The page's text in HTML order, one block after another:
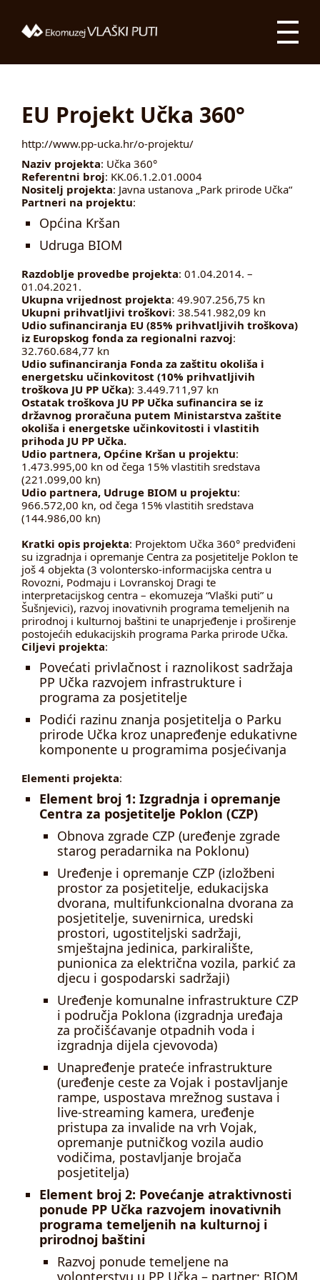
EU Projekt Učka 360°
http://www.pp-ucka.hr/o-projektu/
Naziv projekta: Učka 360°
Referentni broj: KK.06.1.2.01.0004
Nositelj projekta: Javna ustanova „Park prirode Učka“
Partneri na projektu:
Općina Kršan
Udruga BIOM
Razdoblje provedbe projekta: 01.04.2014. –
01.04.2021.
Ukupna vrijednost projekta: 49.907.256,75 kn
Ukupni prihvatljivi troškovi: 38.541.982,09 kn
Udio sufinanciranja EU (85% prihvatljivih troškova)
iz Europskog fonda za regionalni razvoj:
32.760.684,77 kn
Udio sufinanciranja Fonda za zaštitu okoliša i
energetsku učinkovitost (10% prihvatljivih
troškova JU PP Učka): 3.449.711,97 kn
Ostatak troškova JU PP Učka sufinancira se iz
državnog proračuna putem Ministarstva zaštite
okoliša i energetske učinkovitosti i vlastitih
prihoda JU PP Učka.
Udio partnera, Općine Kršan u projektu:
1.473.995,00 kn od čega 15% vlastitih sredstava
(221.099,00 kn)
Udio partnera, Udruge BIOM u projektu:
966.572,00 kn, od čega 15% vlastitih sredstava
(144.986,00 kn)
Kratki opis projekta: Projektom Učka 360° predviđeni
su izgradnja i opremanje Centra za posjetitelje Poklon te
još 4 objekta (3 volontersko-informacijska centra u
Rovozni, Podmaju i Lovranskoj Dragi te
interpretacijskog centra – ekomuzeja “Vlaški puti” u
Šušnjevici), razvoj inovativnih programa temeljenih na
prirodnoj i kulturnoj baštini te unaprjeđenje i proširenje
postojećih edukacijskih programa Parka prirode Učka.
Ciljevi projekta:
Povećati privlačnost i raznolikost sadržaja
PP Učka razvojem infrastrukture i
programa za posjetitelje
Podići razinu znanja posjetitelja o Parku
prirode Učka kroz unapređenje edukativne
komponente u programima posjećivanja
Elementi projekta:
Element broj 1: Izgradnja i opremanje
Centra za posjetitelje Poklon (CZP)
Obnova zgrade CZP (uređenje zgrade
starog peradarnika na Poklonu)
Uređenje i opremanje CZP (izložbeni
prostor za posjetitelje, edukacijska
dvorana, multifunkcionalna dvorana za
posjetitelje, suvenirnica, uredski
prostori, ugostiteljski sadržaji,
smještajna jedinica, parkiralište,
punionica za električna vozila, parkić za
djecu i gospodarski sadržaji)
Uređenje komunalne infrastrukture CZP
i područja Poklona (izgradnja uređaja
za pročišćavanje otpadnih voda i
izgradnja dijela cjevovoda)
Unapređenje prateće infrastrukture
(uređenje ceste za Vojak i postavljanje
rampe, uspostava mrežnog sustava i
live-streaming kamera, uređenje
pristupa za invalide na vrh Vojak,
opremanje putničkog vozila audio
vodičima, postavljanje brojača
posjetitelja)
Element broj 2: Povećanje atraktivnosti
ponude PP Učka razvojem inovativnih
programa temeljenih na kulturnoj i
prirodnoj baštini
Razvoj ponude temeljene na
volonterstvu u PP Učka – partner: BIOM